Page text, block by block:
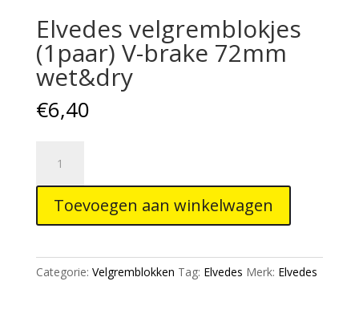
Elvedes velgremblokjes
(1paar) V-brake 72mm
wet&dry
€6,40
velgremblokjes
(1paar)
brake
wet&dry
aantal
Toevoegen aan winkelwagen
Categorie: Velgremblokken Tag: Elvedes Merk: Elvedes